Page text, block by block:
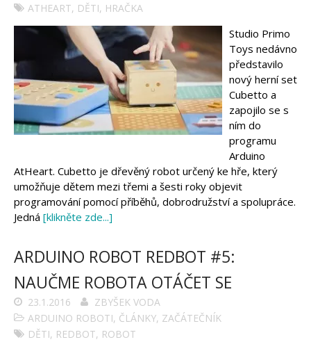
ATHEART, DĚTI, HRAČKA
Studio Primo
Toys nedávno
představilo
nový herní set
Cubetto a
zapojilo se s
ním do
programu
Arduino
AtHeart. Cubetto je dřevěný robot určený ke hře, který
umožňuje dětem mezi třemi a šesti roky objevit
programování pomocí příběhů, dobrodružství a spolupráce.
Jedná [klikněte zde...]
ARDUINO ROBOT REDBOT #5:
NAUČME ROBOTA OTÁČET SE
23.1.2016
ZBYŠEK VODA
ARDUINO ROBOTI, ČLÁNKY, ZAČÁTEČNÍK
DĚTI, REDBOT, ROBOT